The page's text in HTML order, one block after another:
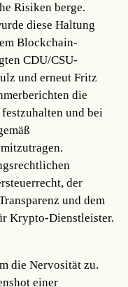
Risiken berge.
diese Haltung
Blockchain-
CDU/CSU-
und erneut Fritz
die
und bei
der
und dem
Krypto-Dienstleister.
die Nervosität zu.
einer